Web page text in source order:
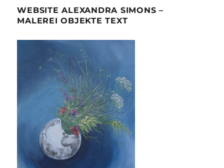
WEBSITE ALEXANDRA SIMONS –
MALEREI OBJEKTE TEXT